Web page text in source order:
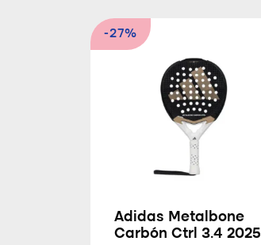
-27%
Adidas Metalbone
Carbón Ctrl 3.4 2025